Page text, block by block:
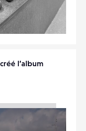
l’album